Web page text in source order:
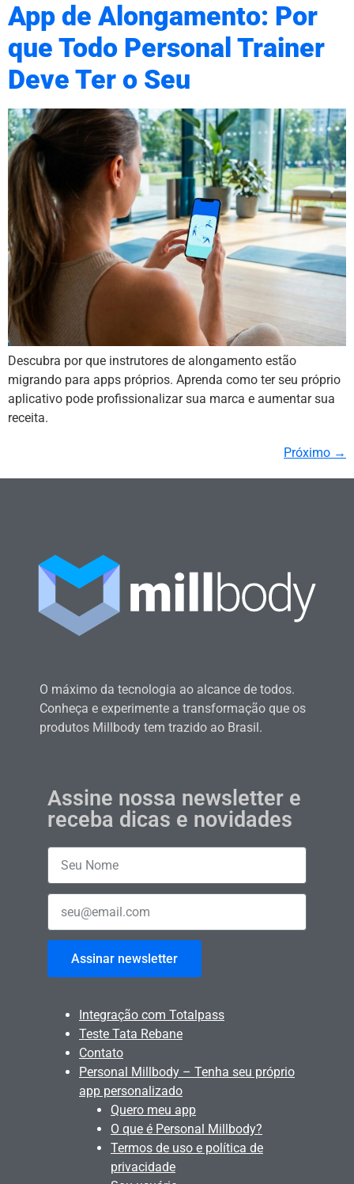
App de Alongamento: Por
que Todo Personal Trainer
Deve Ter o Seu
Descubra por que instrutores de alongamento estão
migrando para apps próprios. Aprenda como ter seu próprio
aplicativo pode profissionalizar sua marca e aumentar sua
receita.
Próximo →
O máximo da tecnologia ao alcance de todos.
Conheça e experimente a transformação que os
produtos Millbody tem trazido ao Brasil.
Assine nossa newsletter e
receba dicas e novidades
Assinar newsletter
Integração com Totalpass
Teste Tata Rebane
Contato
Personal Millbody – Tenha seu próprio
app personalizado
Quero meu app
O que é Personal Millbody?
Termos de uso e política de
privacidade